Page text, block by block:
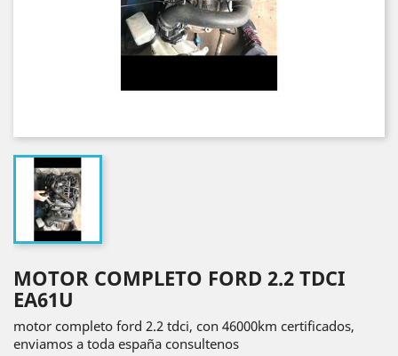
MOTOR COMPLETO FORD 2.2 TDCI
EA61U
motor completo ford 2.2 tdci, con 46000km certificados,
enviamos a toda españa consultenos